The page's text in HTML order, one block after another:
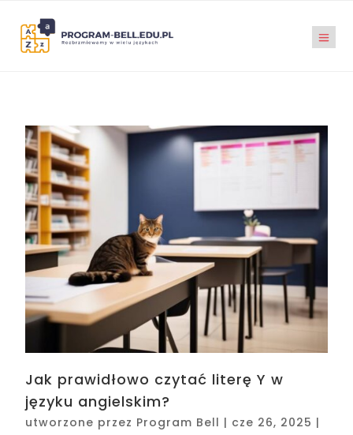
Jak prawidłowo czytać literę Y w
języku angielskim?
utworzone przez Program Bell | cze 26, 2025 |